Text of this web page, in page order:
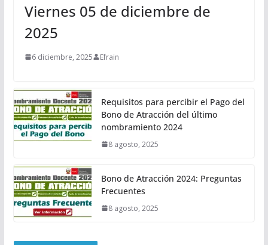
Viernes 05 de diciembre de
2025
6 diciembre, 2025 Efrain
Requisitos para percibir el Pago del
Bono de Atracción del último
nombramiento 2024
8 agosto, 2025
Bono de Atracción 2024: Preguntas
Frecuentes
8 agosto, 2025